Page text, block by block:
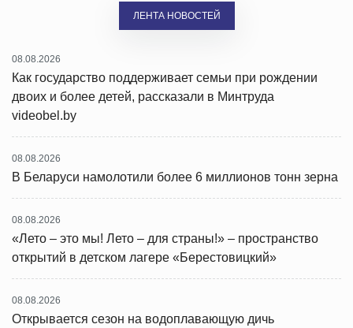
ЛЕНТА НОВОСТЕЙ
08.08.2026
Как государство поддерживает семьи при рождении
двоих и более детей, рассказали в Минтруда
videobel.by
08.08.2026
В Беларуси намолотили более 6 миллионов тонн зерна
08.08.2026
«Лето – это мы! Лето – для страны!» – пространство
открытий в детском лагере «Берестовицкий»
08.08.2026
Открывается сезон на водоплавающую дичь